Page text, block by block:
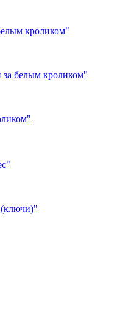
кроликом"
белым кроликом"
(ключи)"